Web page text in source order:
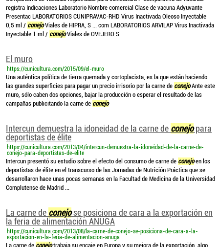
registra Indicaciones Laboratorio Nombre comercial Clase de vacuna Adyuvante
Presentac LABORATORIOS CUNIPRAVAC-RHD Virus Inactivada Oleoso Inyectable
0,5 ml / conejoViales de HIPRA, S ... com LABORATORIOS ARVILAP Virus Inactivada
Inyectable 1 ml / conejoViales de OVEJERO S
El muro
https://cunicultura.com/2015/09/el-muro
Una auténtica política de tierra quemada y cortoplacista, es la que están haciendo
las grandes superficies para pagar un precio irrisorio por la carne de conejoAnte este
muro, sólo caben dos opciones, bajar la producción o esperar el resultado de las
campañas publicitando la carne de conejo
Intercun demuestra la idoneidad de la carne de conejopara
deportistas de élite
https://cunicultura.com/2013/04/intercun-demuestra-la-idoneidad-de-la-carne-de-
conejo-para-deportistas-de-elite
Intercun presentó su estudio sobre el efecto del consumo de carne de conejoen los
deportistas de élite en el transcurso de las Jornadas de Nutrición Práctica que se
desarrollaron hace unas pocas semanas en la Facultad de Medicina de la Universidad
Complutense de Madrid ...
La carne de conejose posiciona de cara a la exportación en
la feria de alimentación ANUGA
https://cunicultura.com/2013/08/la-carne-de-conejo-se-posiciona-de-cara-a-la-
exportacion-en-la-feria-de-alimentacion-anuga
La carne de conejotrabaja su encaje en Europa y su mejora de la exportación, algo